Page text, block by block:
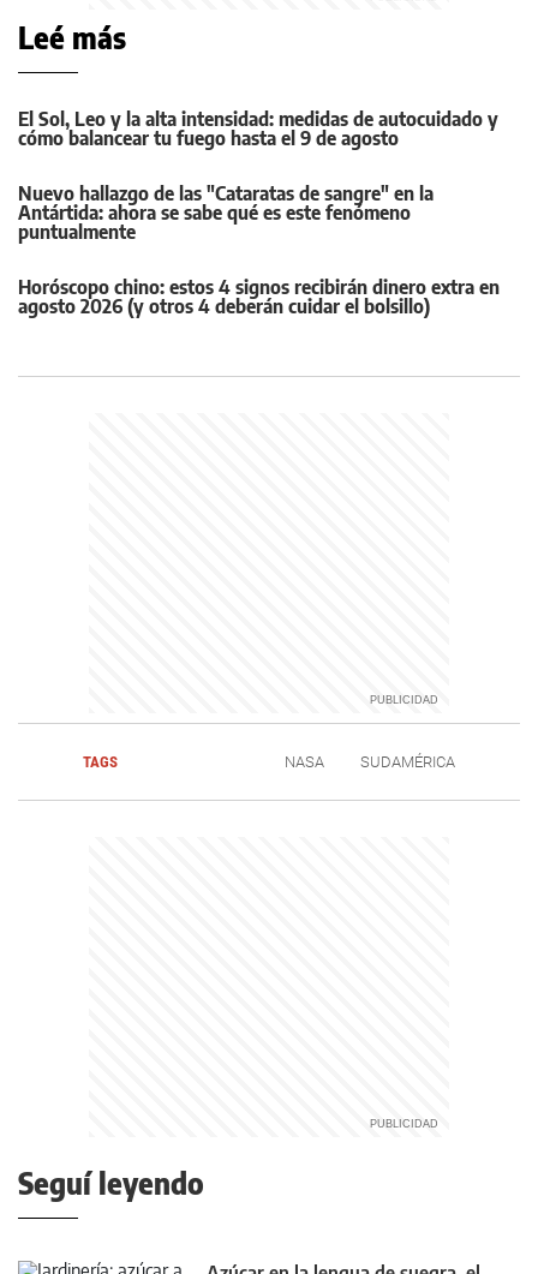
Leé más
El Sol, Leo y la alta intensidad: medidas de autocuidado y
cómo balancear tu fuego hasta el 9 de agosto
Nuevo hallazgo de las "Cataratas de sangre" en la
Antártida: ahora se sabe qué es este fenómeno
puntualmente
Horóscopo chino: estos 4 signos recibirán dinero extra en
agosto 2026 (y otros 4 deberán cuidar el bolsillo)
TAGS NASA SUDAMÉRICA
Seguí leyendo